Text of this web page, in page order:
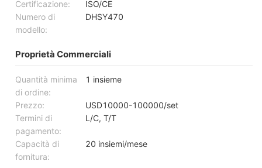
Certificazione:
ISO/CE
Numero di
modello:
DHSY470
Proprietà Commerciali
Quantità minima
di ordine:
1 insieme
Prezzo:
USD10000-100000/set
Termini di
pagamento:
L/C, T/T
Capacità di
fornitura:
20 insiemi/mese